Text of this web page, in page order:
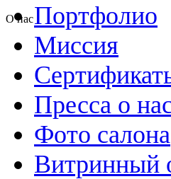
О насПортфолио
Миссия
Пресса о
Фото салона
Витринный